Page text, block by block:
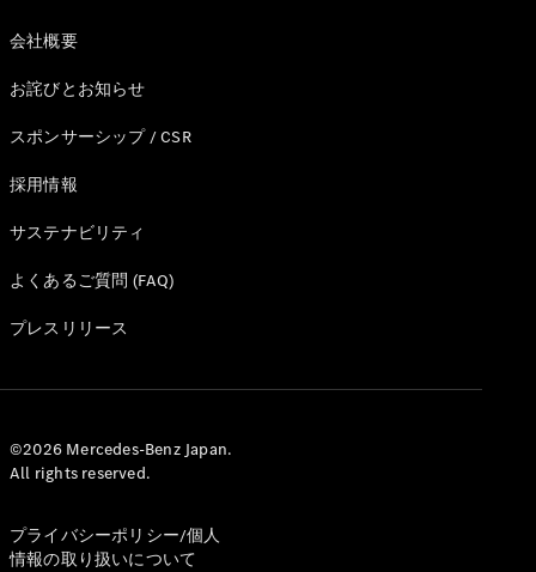
GLA
GLC
GLS
Maybach
G-
G-Class
試乗リクエ
スト
ショールー
ム
会社概要
お詫びとお知らせ
スポンサーシップ / CSR
採用情報
サステナビリティ
よくあるご質問 (FAQ)
プレスリリース
©2026 Mercedes-Benz Japan.
All rights reserved.
プライバシーポリシー/個人
情報の取り扱いについて